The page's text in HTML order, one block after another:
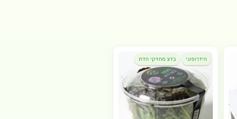
הידרופוני בדצ מחזיקי הדת